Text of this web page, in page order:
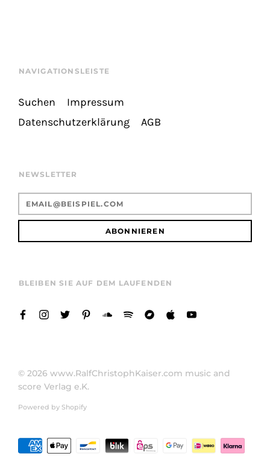
NAVIGATIONSLEISTE
Suchen
Impressum
Datenschutzerklärung
AGB
NEWSLETTER
ABONNIEREN
BLEIBEN SIE AUF DEM LAUFENDEN
© 2026 www.RalfChristophKaiser.com music and
score Verlag e.K.
Powered by Shopify